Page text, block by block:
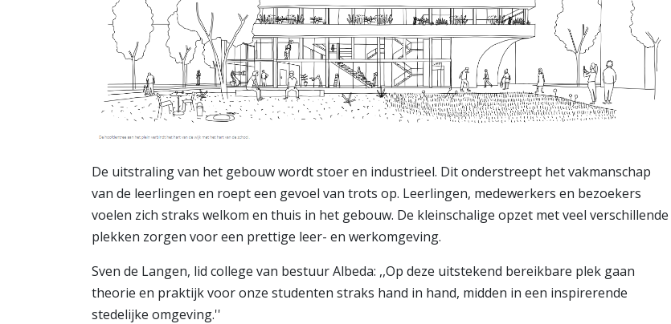
De uitstraling van het gebouw wordt stoer en industrieel. Dit onderstreept het vakmanschap
van de leerlingen en roept een gevoel van trots op. Leerlingen, medewerkers en bezoekers
voelen zich straks welkom en thuis in het gebouw. De kleinschalige opzet met veel verschillende
plekken zorgen voor een prettige leer- en werkomgeving.
Sven de Langen, lid college van bestuur Albeda: ,,Op deze uitstekend bereikbare plek gaan
theorie en praktijk voor onze studenten straks hand in hand, midden in een inspirerende
stedelijke omgeving.''